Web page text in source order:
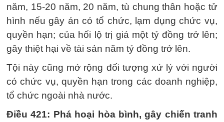
năm, 15-20 năm, 20 năm, tù chung thân hoặc tử
hình nếu gây án có tổ chức, lạm dụng chức vụ,
quyền hạn; của hối lộ trị giá một tỷ đồng trở lên;
gây thiệt hại về tài sản năm tỷ đồng trở lên.
Tội này cũng mở rộng đối tượng xử lý với người
có chức vụ, quyền hạn trong các doanh nghiệp,
tổ chức ngoài nhà nước.
Điều 421: Phá hoại hòa bình, gây chiến tranh